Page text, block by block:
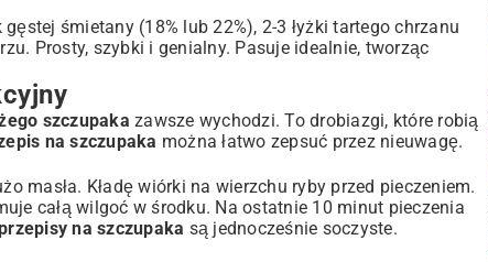
śmietany (18% lub 22%), 2-3 łyżki tartego chrzanu
Prosty, szybki i genialny. Pasuje idealnie, tworząc
szczupaka zawsze wychodzi. To drobiazgi, które robią
na szczupaka można łatwo zepsuć przez nieuwagę.
masła. Kładę wiórki na wierzchu ryby przed pieczeniem.
całą wilgoć w środku. Na ostatnie 10 minut pieczenia
na szczupaka są jednocześnie soczyste.